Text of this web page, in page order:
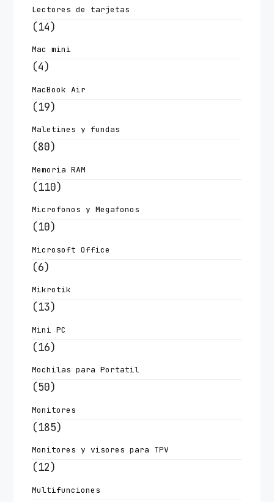
Lectores de tarjetas
(14)
Mac mini
(4)
MacBook Air
(19)
Maletines y fundas
(80)
Memoria RAM
(110)
Microfonos y Megafonos
(10)
Microsoft Office
(6)
Mikrotik
(13)
Mini PC
(16)
Mochilas para Portatil
(50)
Monitores
(185)
Monitores y visores para TPV
(12)
Multifunciones